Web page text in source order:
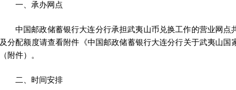
一、承办网点
中国邮政储蓄银行大连分行承担武夷山币兑换工作的营业网
及分配额度请查看附件《中国邮政储蓄银行大连分行关于武夷山国
（附件）。
二、时间安排